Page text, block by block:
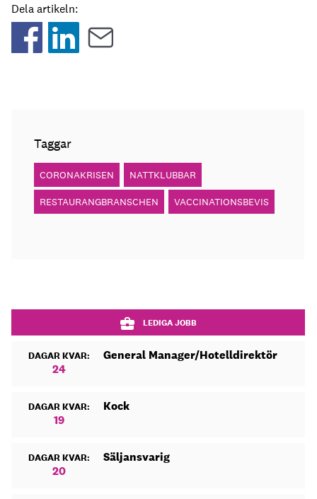
Dela artikeln:
Taggar
CORONAKRISEN NATTKLUBBAR
RESTAURANGBRANSCHEN VACCINATIONSBEVIS
LEDIGA JOBB
DAGAR KVAR:
24
General Manager/Hotelldirektör
DAGAR KVAR:
19
Kock
DAGAR KVAR:
20
Säljansvarig